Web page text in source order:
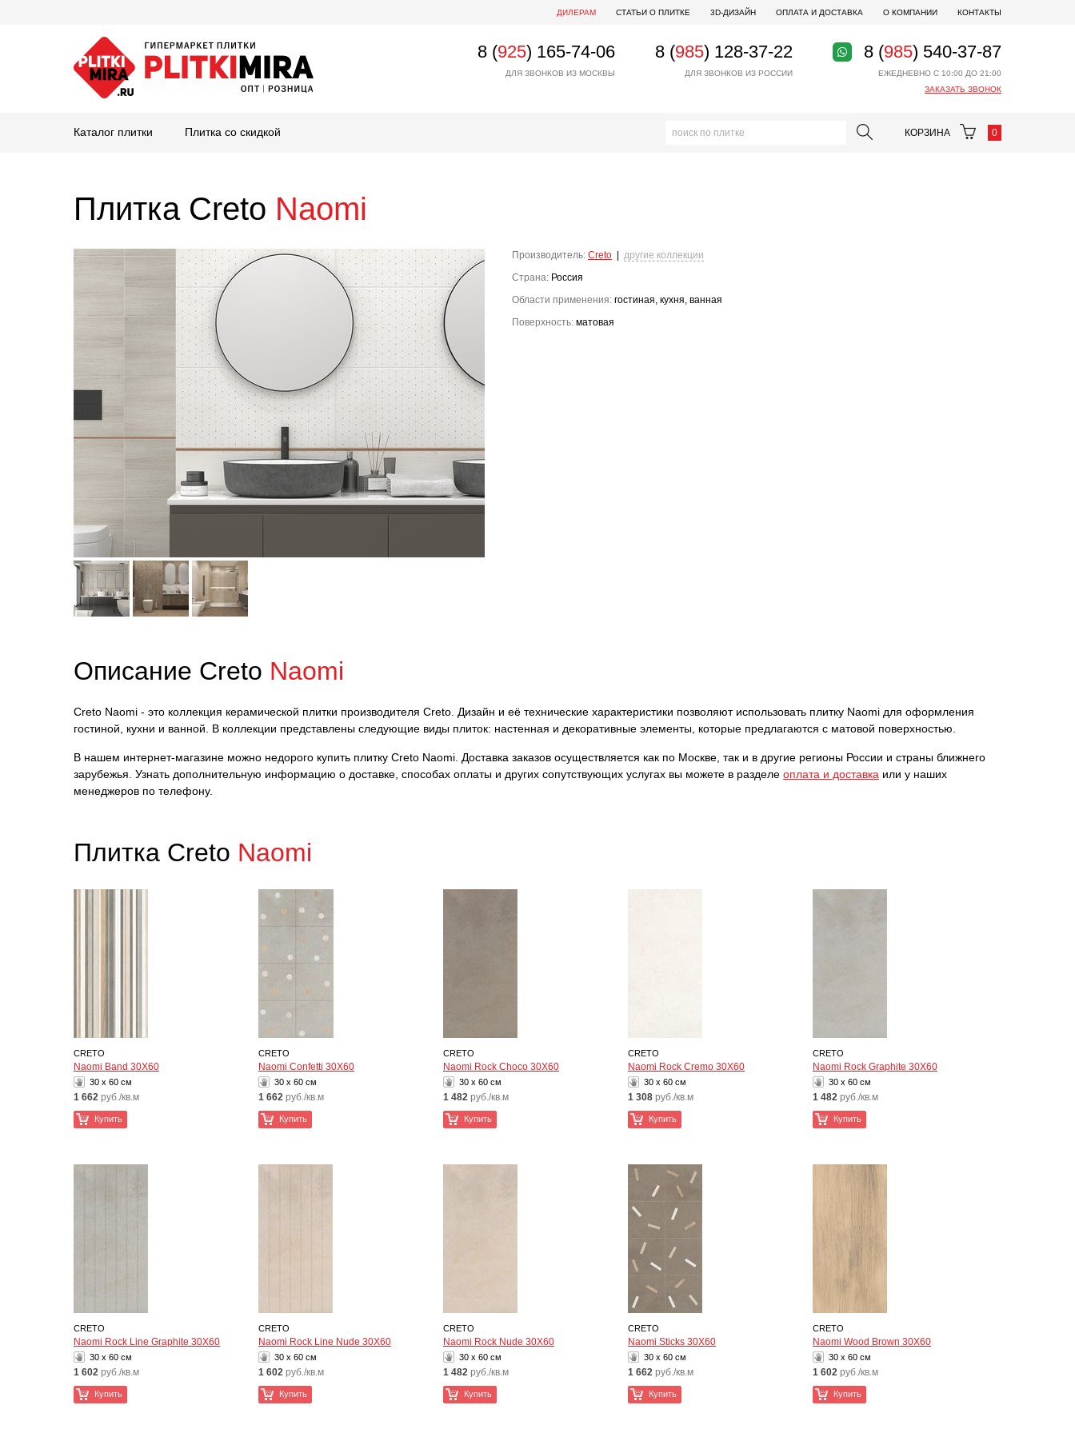
ДИЛЕРАМ СТАТЬИ О ПЛИТКЕ 3D-ДИЗАЙН ОПЛАТА И ДОСТАВКА О КОМПАНИИ КОНТАКТЫ
8 (925) 165-74-06
ДЛЯ ЗВОНКОВ ИЗ МОСКВЫ
8 (985) 128-37-22
ДЛЯ ЗВОНКОВ ИЗ РОССИИ
8 (985) 540-37-87
ЕЖЕДНЕВНО С 10:00 ДО 21:00
ЗАКАЗАТЬ ЗВОНОК
Каталог плитки Плитка со скидкой КОРЗИНА 0
Плитка Creto Naomi
Производитель: Creto
другие коллекции
Страна: Россия
Области применения: гостиная, кухня, ванная
Поверхность: матовая
Описание Creto Naomi
Creto Naomi - это коллекция керамической плитки производителя Creto. Дизайн и её технические характеристики позволяют использовать плитку Naomi для оформления
гостиной, кухни и ванной. В коллекции представлены следующие виды плиток: настенная и декоративные элементы, которые предлагаются с матовой поверхностью.
В нашем интернет-магазине можно недорого купить плитку Creto Naomi. Доставка заказов осуществляется как по Москве, так и в другие регионы России и страны ближнего
зарубежья. Узнать дополнительную информацию о доставке, способах оплаты и других сопутствующих услугах вы можете в разделе оплата и доставка или у наших
менеджеров по телефону.
Плитка Creto Naomi
CRETO
Naomi Band 30Х60
30 x 60 см
1 662 руб./кв.м
Купить
CRETO
Naomi Confetti 30Х60
30 x 60 см
1 662 руб./кв.м
Купить
CRETO
Naomi Rock Choco 30Х60
30 x 60 см
1 482 руб./кв.м
Купить
CRETO
Naomi Rock Cremo 30Х60
30 x 60 см
1 308 руб./кв.м
Купить
CRETO
Naomi Rock Graphite 30Х60
30 x 60 см
1 482 руб./кв.м
Купить
CRETO
Naomi Rock Line Graphite 30Х60
30 x 60 см
1 602 руб./кв.м
Купить
CRETO
Naomi Rock Line Nude 30Х60
30 x 60 см
1 602 руб./кв.м
Купить
CRETO
Naomi Rock Nude 30Х60
30 x 60 см
1 482 руб./кв.м
Купить
CRETO
Naomi Sticks 30Х60
30 x 60 см
1 662 руб./кв.м
Купить
CRETO
Naomi Wood Brown 30Х60
30 x 60 см
1 602 руб./кв.м
Купить